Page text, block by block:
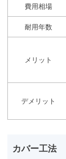
費用相場
耐用年数
メリット
デメリット
カバー工法